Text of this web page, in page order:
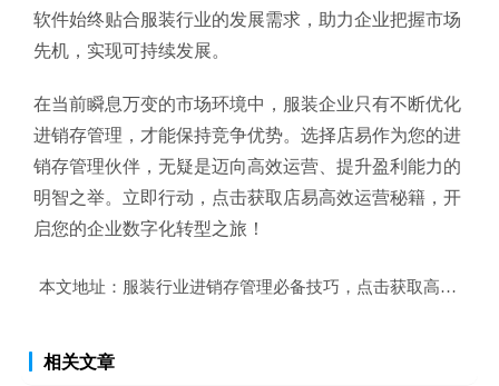
软件始终贴合服装行业的发展需求，助力企业把握市场
先机，实现可持续发展。
在当前瞬息万变的市场环境中，服装企业只有不断优化
进销存管理，才能保持竞争优势。选择店易作为您的进
销存管理伙伴，无疑是迈向高效运营、提升盈利能力的
明智之举。立即行动，点击获取店易高效运营秘籍，开
启您的企业数字化转型之旅！
本文地址： 服装行业进销存管理必备技巧，点击获取高效运营
相关文章